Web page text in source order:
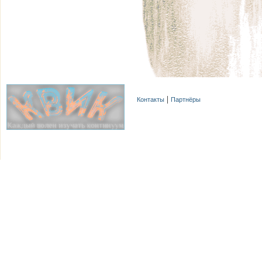
Контакты Партнёры